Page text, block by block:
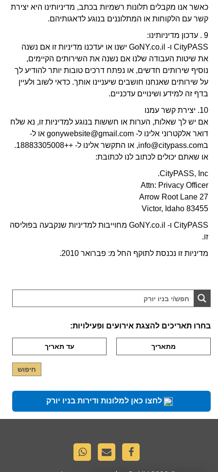
כאשר אנו מקבלים תלונות רשמיות בכתב, מדיניותינו היא יצירת
קשר עם הלקוחות או המתלוננים בנוגע לדאגותיהם.
9 . עדכון מדיניותינו:
CityPASS ו- GoNY.co.il ישנו או יעדכנו מדיניות זו אם נשנה
את שיטות העבודה שלנו אם נשנה את השירותים הקיימים,
נוסיף שירותים חדשים, או נפתח דרכים טובות יותר להודיע ​​לך
על שירותים שאנחנו חושבים שיעניינו אותך. כדאי לשוב ולעיין
בדף זה למידע ושינויים עדכניים.
10. יצירת קשר עמנו
אם יש לך שאלות, הערות או חששות בנוגע למדיניות זו, נא שלח
דואר אלקטרוני אלינו ל- gonywebsite@gmail.com או ל-
בinfo@citypass.com
, או התקשר אלינו ל- ++18883305008.
או שאתם יכולים לכתוב לנו לכתובת:
CityPASS, Inc.
Attn: Privacy Officer
27 Arrow Root Lane
Victor, Idaho 83455
CityPASS ו- GoNY.co.il מחוייבות למדיניות שנקבעה בפוליסה
זו.
מדיניות זו נכנסת לתוקף החל מ: פברואר 2010.
בחרו תאריכים להצגת אירועים ופעילויות:
לחצו כאן למלונות ודירות בניו יורק